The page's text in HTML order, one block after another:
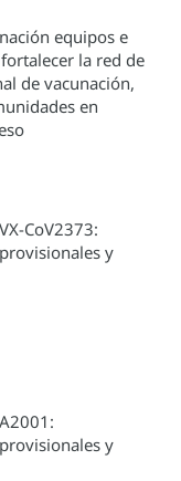
equipos e
la red de
de vacunación,
en
CoV2373:
y
y